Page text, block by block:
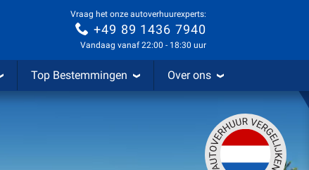
Vraag het onze autoverhuurexperts:
+49 89 1436 7940
Vandaag vanaf 22:00 - 18:30 uur
Top Bestemmingen Over ons